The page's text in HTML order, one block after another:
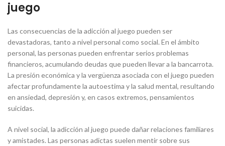
juego
Las consecuencias de la adicción al juego pueden ser
devastadoras, tanto a nivel personal como social. En el ámbito
personal, las personas pueden enfrentar serios problemas
financieros, acumulando deudas que pueden llevar a la bancarrota.
La presión económica y la vergüenza asociada con el juego pueden
afectar profundamente la autoestima y la salud mental, resultando
en ansiedad, depresión y, en casos extremos, pensamientos
suicidas.
A nivel social, la adicción al juego puede dañar relaciones familiares
y amistades. Las personas adictas suelen mentir sobre sus